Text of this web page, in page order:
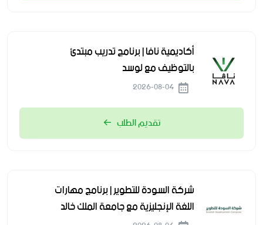
أكاديمية نافا | برنامج تدريب مبتدئ
بالتوظيف مع لوسد
تقديم الطلب
شركة السودة للتطوير | برنامج مهارات
اللغة الإنجليزية مع جامعة الملك خالد